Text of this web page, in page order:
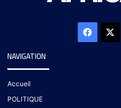
NAVIGATION
Accueil
POLITIQUE